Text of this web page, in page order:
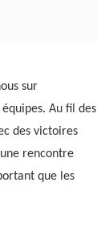
sur
Au fil des
des victoires
rencontre
que les